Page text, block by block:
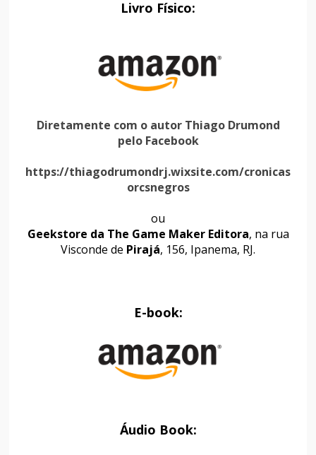
Livro Físico:
Diretamente com o autor Thiago Drumond
pelo Facebook
https://thiagodrumondrj.wixsite.com/cronicas
orcsnegros
ou
Geekstore da The Game Maker Editora, na rua
Visconde de Pirajá, 156, Ipanema, RJ.
E-book:
Áudio Book: